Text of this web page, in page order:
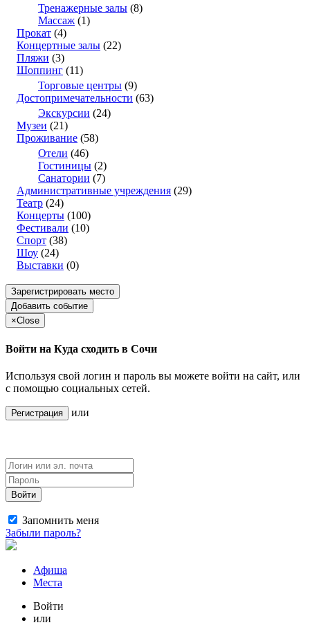
Тренажерные залы (8)
Массаж (1)
Прокат (4)
Концертные залы (22)
Пляжи (3)
Шоппинг (11)
Торговые центры (9)
Достопримечательности (63)
Экскурсии (24)
Музеи (21)
Проживание (58)
Отели (46)
Гостиницы (2)
Санатории (7)
Административные учреждения (29)
Театр (24)
Концерты (100)
Фестивали (10)
Спорт (38)
Шоу (24)
Выставки (0)
Зарегистрировать место
Добавить событие
×Close
Войти на Куда сходить в Сочи
Используя свой логин и пароль вы можете войти на сайт, или
с помощью социальных сетей.
Регистрация или
Войти
Запомнить меня
Забыли пароль?
Афиша
Места
Войти
или